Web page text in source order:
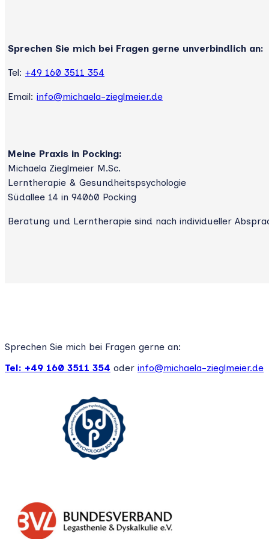
Sprechen Sie mich bei Fragen gerne unverbindlich an:
Tel: +49 160 3511 354
Email: info@michaela-zieglmeier.de
Meine Praxis in Pocking:
Michaela Zieglmeier M.Sc.
Lerntherapie & Gesundheitspsychologie
Südallee 14 in 94060 Pocking
Beratung und Lerntherapie sind nach individueller
Sprechen Sie mich bei Fragen gerne an:
Tel: +49 160 3511 354 oder info@michaela-zieglmeier.de